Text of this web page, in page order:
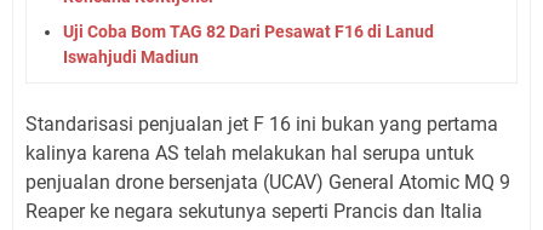
Uji Coba Bom TAG 82 Dari Pesawat F16 di Lanud
Iswahjudi Madiun
Standarisasi penjualan jet F 16 ini bukan yang pertama
kalinya karena AS telah melakukan hal serupa untuk
penjualan drone bersenjata (UCAV) General Atomic MQ 9
Reaper ke negara sekutunya seperti Prancis dan Italia